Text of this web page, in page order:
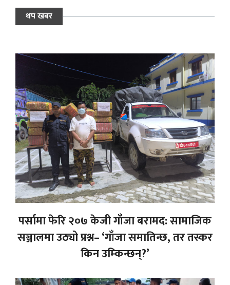
थप खबर
पर्सामा फेरि २०७ केजी गाँजा बरामद: सामाजिक
सञ्जालमा उठ्यो प्रश्न– ‘गाँजा समातिन्छ, तर तस्कर
किन उम्किन्छन्?’